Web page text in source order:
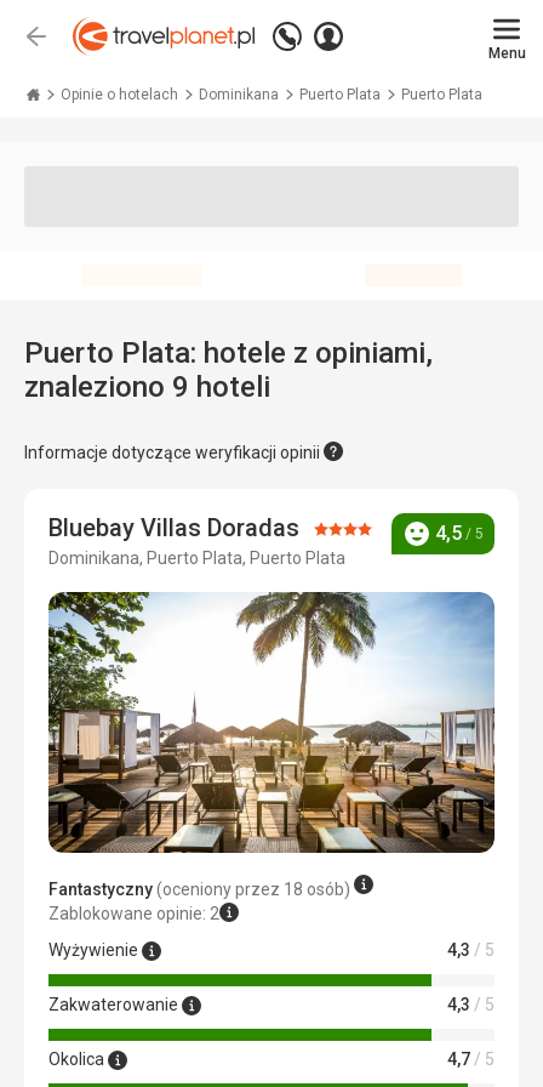
Wstecz
Zadzwoń
+48 71 771 76 55
Zaloguj
Menu
Opinie o hotelach Dominikana Puerto Plata Puerto Plata
Puerto Plata: hotele z opiniami,
znaleziono 9 hoteli
Informacje dotyczące weryfikacji opinii
Bluebay Villas Doradas Ocena:
4/5
Dominikana, Puerto Plata, Puerto Plata
Ocena
4,5 / 5
Fantastyczny(oceniony przez 18 osób)
Zablokowane opinie: 2
Wyżywienie
4,3 / 5
Zakwaterowanie 4,3 / 5
Okolica 4,7 / 5